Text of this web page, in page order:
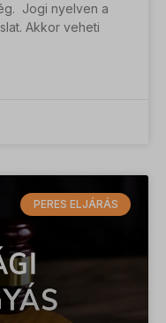
Jogi nyelven a
Akkor veheti
PERES ELJÁRÁS